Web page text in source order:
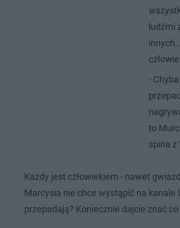
ludźmi
-
to
spina z
Każdy jest człowiekiem - nawet
Marcysia nie chce wystąpić na
przepadają? Koniecznie dajcie znać